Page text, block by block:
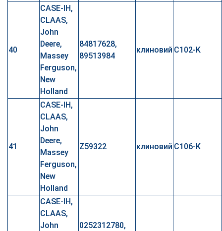
40
CASE-IH,
CLAAS,
John
Deere,
Massey
Ferguson,
New
Holland
84817628,
89513984
клиновий C102-K
41
CASE-IH,
CLAAS,
John
Deere,
Massey
Ferguson,
New
Holland
Z59322 клиновий C106-K
CASE-IH,
CLAAS,
John
0252312780,